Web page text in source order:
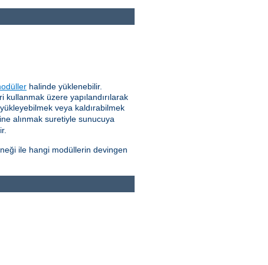
halinde yüklenebilir.
kullanmak üzere yapılandırılarak
veya kaldırabilmek
alınmak suretiyle sunucuya
ile hangi modüllerin devingen